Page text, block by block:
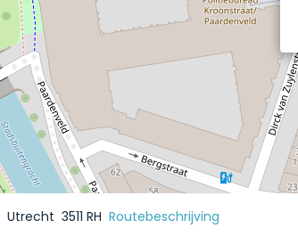
Utrecht 3511 RH Routebeschrijving